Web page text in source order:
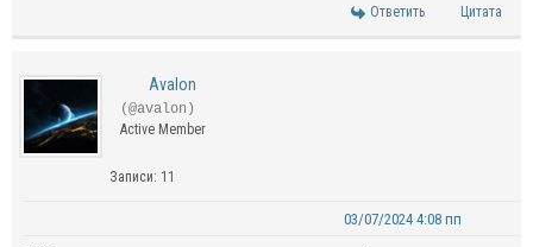
Ответить Цитата
Avalon
(@avalon)
Active Member
Записи: 11
03/07/2024 4:08 пп